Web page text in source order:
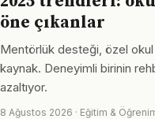
öne çıkanlar
Mentörlük desteği, özel okul
kaynak. Deneyimli birinin
azaltıyor.
8 Ağustos 2026 · Eğitim &